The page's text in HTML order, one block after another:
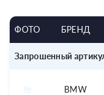
ФОТО БРЕНД
Запрошенный
BMW